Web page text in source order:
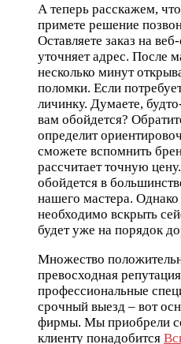
А теперь расскажем,
примете решение
Оставляете заказ на
уточняет адрес. После
несколько минут
поломки. Если
личинку. Думаете,
вам обойдется?
определит
сможете вспомнить
рассчитает точную
обойдется в
нашего мастера.
необходимо вскрыть
будет уже на порядок
Множество
превосходная
профессиональные
срочный выезд – вот
фирмы. Мы приобрели
клиенту понадобится